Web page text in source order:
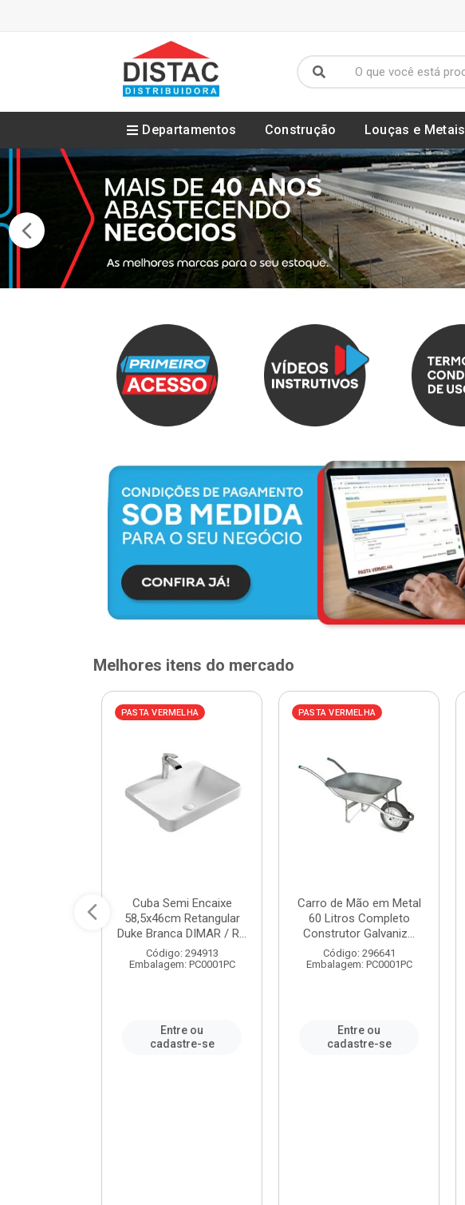
Departamentos Construção Louças e Metais
Melhores itens do mercado
PASTA VERMELHA
Cuba Semi Encaixe
58,5x46cm Retangular
Duke Branca DIMAR / R...
Código: 294913
Embalagem: PC0001PC
Entre ou
cadastre-se
PASTA VERMELHA
Carro de Mão em Metal
60 Litros Completo
Construtor Galvaniz...
Código: 296641
Embalagem: PC0001PC
Entre ou
cadastre-se